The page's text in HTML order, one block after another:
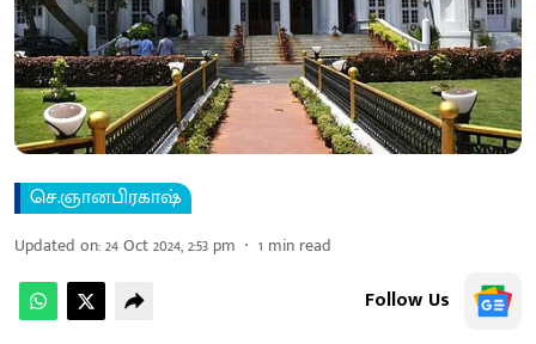
செ.ஞானபிரகாஷ்
Updated on:24 Oct 2024, 2:53 pm 1 min read
Follow Us